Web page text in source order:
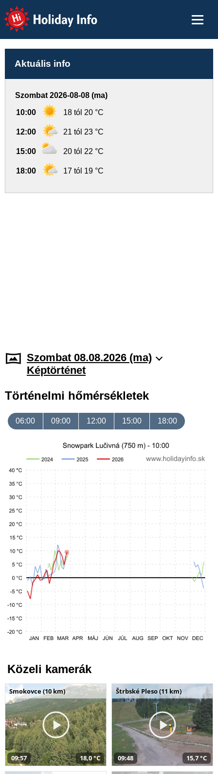
Holiday Info
Aktuális info
Szombat 2026-08-08 (ma)
10:00 18 tól 20 °C
12:00 21 tól 23 °C
15:00 20 tól 22 °C
18:00 17 tól 19 °C
Szombat 08.08.2026 (ma)
Képtörténet
Történelmi hőmérsékletek
06:00 09:00 12:00 15:00 18:00
Közeli kamerák
Smokovce (10 km)
09:57 18,0 °C
Štrbské Pleso (11 km)
09:48 15,7 °C